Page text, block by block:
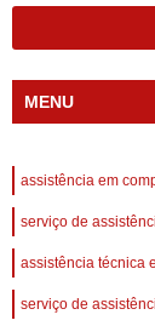
MENU
assistência em
serviço de
assistência técnica
serviço de